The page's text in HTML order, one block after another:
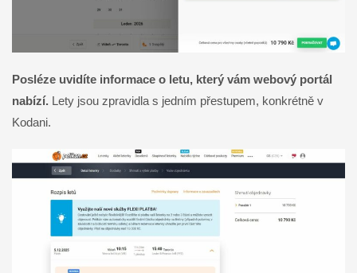
Posléze uvidíte informace o letu, který vám webový portál
nabízí. Lety jsou zpravidla s jedním přestupem, konkrétně v
Kodani.